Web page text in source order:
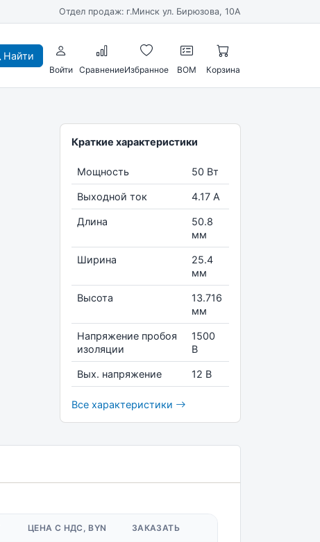
Отдел продаж: г.Минск ул. Бирюзова, 10А
Найти
Войти СравнениеИзбранное BOM Корзина
Краткие характеристики
Мощность 50 Вт
Выходной ток 4.17 А
Длина
50.8
мм
Ширина
25.4
мм
Высота
13.716
мм
Напряжение пробоя
изоляции
1500
В
Вых. напряжение 12 В
Все характеристики
ЦЕНА С НДС, BYN ЗАКАЗАТЬ